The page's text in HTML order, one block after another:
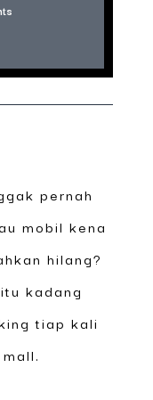
pernah
mobil kena
hilang?
kadang
tiap kali